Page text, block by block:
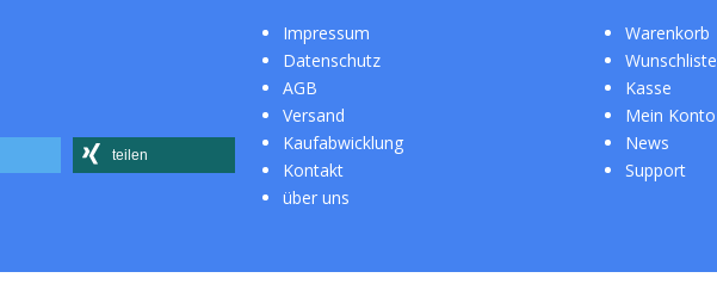
teilen
Impressum
Datenschutz
AGB
Versand
Kaufabwicklung
Kontakt
über uns
Warenkorb
Wunschliste
Kasse
Mein Konto
News
Support